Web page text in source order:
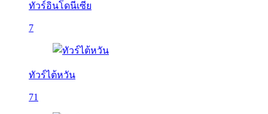
ทัวร์อินโดนีเซีย
7
ทัวร์ไต้หวัน
71